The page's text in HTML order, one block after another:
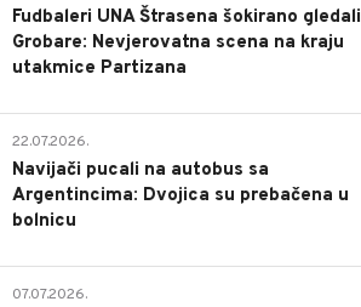
Fudbaleri UNA Štrasena šokirano gledali
Grobare: Nevjerovatna scena na kraju
utakmice Partizana
22.07.2026.
Navijači pucali na autobus sa
Argentincima: Dvojica su prebačena u
bolnicu
07.07.2026.